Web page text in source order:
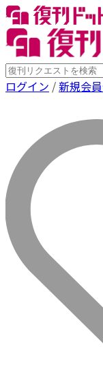
ログイン /新規会